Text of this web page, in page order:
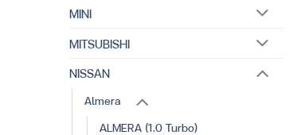
MINI
MITSUBISHI
NISSAN
Almera
ALMERA (1.0 Turbo)